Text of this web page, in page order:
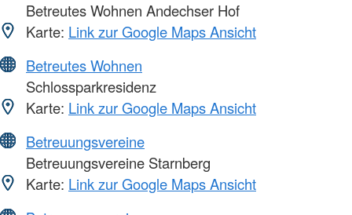
Betreutes Wohnen Andechser Hof
Karte: Link zur Google Maps Ansicht
Betreutes Wohnen
Schlossparkresidenz
Karte: Link zur Google Maps Ansicht
Betreuungsvereine
Betreuungsvereine Starnberg
Karte: Link zur Google Maps Ansicht